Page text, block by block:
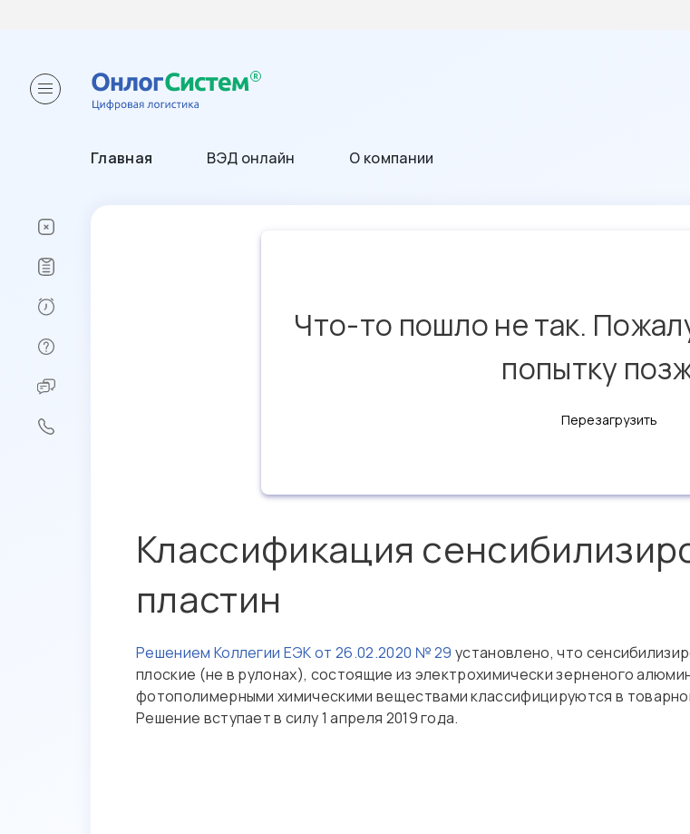
Главная ВЭД онлайн О компании
Что-то пошло не так.
попытку
Перезагрузить
Классификация
пластин
Решением Коллегии ЕЭК от 26.02.2020 № 29 установлено, что
плоские (не в рулонах), состоящие из электрохимически зерненого
фотополимерными химическими веществами классифицируются в
Решение вступает в силу 1 апреля 2019 года.